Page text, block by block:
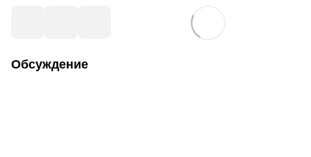
Обсуждение